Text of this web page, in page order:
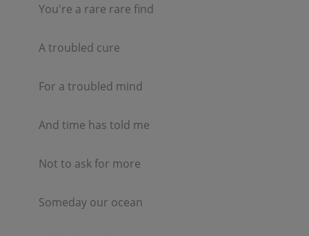
You're a rare rare find
A troubled cure
For a troubled mind
And time has told me
Not to ask for more
Someday our ocean